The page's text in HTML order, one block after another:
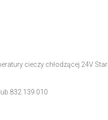
cieczy chłodzącej 24V Star
832.139.010